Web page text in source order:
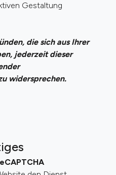
Gestaltung
die sich aus Ihrer
jederzeit dieser
widersprechen.